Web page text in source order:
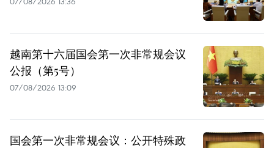
越南第十六届国会第一次非常规会议
公报（第5号）
07/08/2026 13:09
国会第一次非常规会议：公开特殊政